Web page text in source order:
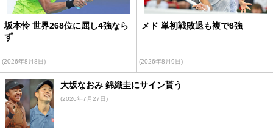
坂本怜 世界268位に屈し4強なら
ず
(2026年8月8日)
メド 単初戦敗退も複で8強
(2026年8月9日)
大坂なおみ 錦織圭にサイン貰う
(2026年7月27日)